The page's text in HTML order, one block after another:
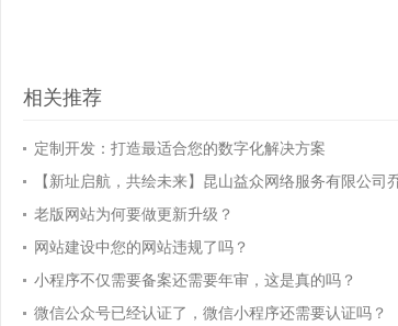
相关推荐
定制开发：打造最适合您的数字化解决方案
【新址启航，共绘未来】昆山益众网络服务有限公司
老版网站为何要做更新升级？
网站建设中您的网站违规了吗？
小程序不仅需要备案还需要年审，这是真的吗？
微信公众号已经认证了，微信小程序还需要认证吗？